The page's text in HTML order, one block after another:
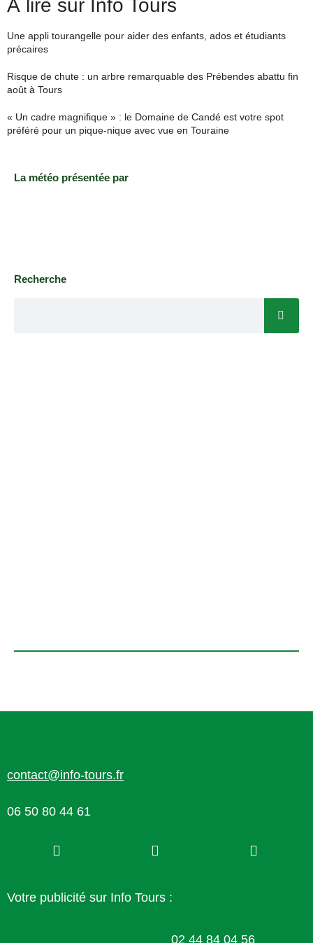
À lire sur Info Tours
Une appli tourangelle pour aider des enfants, ados et étudiants
précaires
Risque de chute : un arbre remarquable des Prébendes abattu fin
août à Tours
« Un cadre magnifique » : le Domaine de Candé est votre spot
préféré pour un pique-nique avec vue en Touraine
La météo présentée par
Recherche
contact@info-tours.fr
06 50 80 44 61
Votre publicité sur Info Tours :
02 44 84 04 56